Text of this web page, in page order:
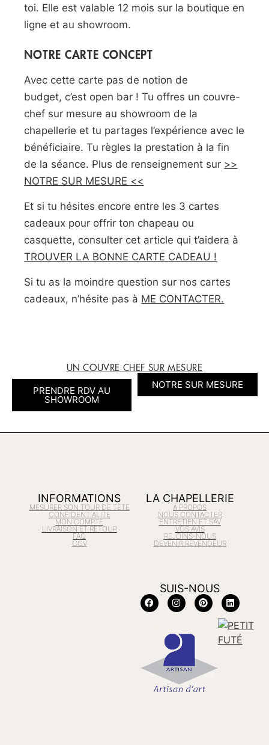
toi. Elle est valable 12 mois sur la boutique en
ligne et au showroom.
NOTRE CARTE CONCEPT
Avec cette carte pas de notion de
budget, c’est open bar ! Tu offres un couvre-
chef sur mesure au showroom de la
chapellerie et tu partages l’expérience avec le
bénéficiaire. Tu règles la prestation à la fin
de la séance. Plus de renseignement sur >>
NOTRE SUR MESURE <<
Et si tu hésites encore entre les 3 cartes
cadeaux pour offrir ton chapeau ou
casquette, consulter cet article qui t’aidera à
TROUVER LA BONNE CARTE CADEAU !
Si tu as la moindre question sur nos cartes
cadeaux, n’hésite pas à ME CONTACTER.
UN COUVRE CHEF SUR MESURE
PRENDRE RDV AU
SHOWROOM
NOTRE SUR MESURE
INFORMATIONS
MESURER SON TOUR DE TETE
CONFIDENTIALITÉ
MON COMPTE
LIVRAISON ET RETOUR
FAQ
CGV
LA CHAPELLERIE
À PROPOS
NOUS CONTACTER
ENTRETIEN ET SAV
VOS AVIS
REJOINS-NOUS
DEVENIR REVENDEUR
SUIS-NOUS